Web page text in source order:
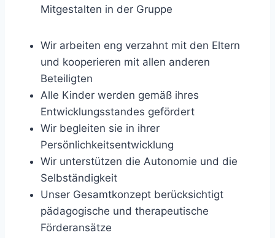
Mitgestalten in der Gruppe
Wir arbeiten eng verzahnt mit den Eltern
und kooperieren mit allen anderen
Beteiligten
Alle Kinder werden gemäß ihres
Entwicklungsstandes gefördert
Wir begleiten sie in ihrer
Persönlichkeitsentwicklung
Wir unterstützen die Autonomie und die
Selbständigkeit
Unser Gesamtkonzept berücksichtigt
pädagogische und therapeutische
Förderansätze